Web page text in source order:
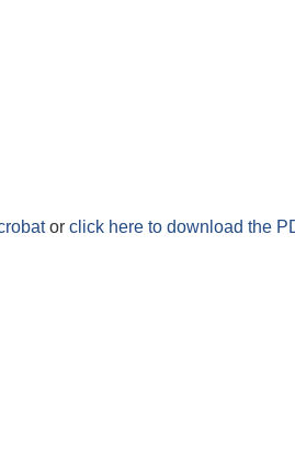
or click here to download the